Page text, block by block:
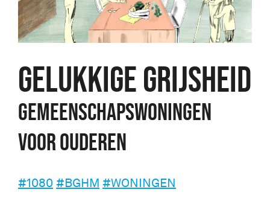
GELUKKIGE GRIJSHEID
GEMEENSCHAPSWONINGEN
VOOR OUDEREN
#1080 #BGHM #WONINGEN